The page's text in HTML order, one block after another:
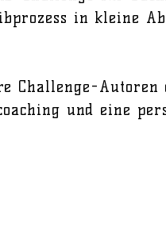
in kleine
Challenge-
und eine